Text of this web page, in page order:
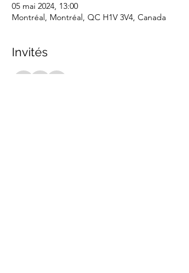
05 mai 2024, 13:00
Montréal, Montréal, QC H1V 3V4, Canada
Invités